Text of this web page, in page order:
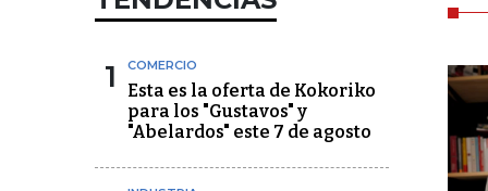
1 COMERCIO
Esta es la oferta de Kokoriko
para los "Gustavos" y
"Abelardos" este 7 de agosto